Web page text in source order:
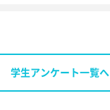
学生アンケート一覧へ